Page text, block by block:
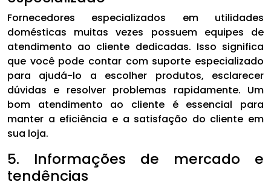
Fornecedores especializados em utilidades
domésticas muitas vezes possuem equipes de
atendimento ao cliente dedicadas. Isso significa
que você pode contar com suporte especializado
para ajudá-lo a escolher produtos, esclarecer
dúvidas e resolver problemas rapidamente. Um
bom atendimento ao cliente é essencial para
manter a eficiência e a satisfação do cliente em
sua loja.
5. Informações de mercado e
tendências